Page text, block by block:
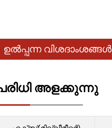
ഉൽപ്പന്ന വിശദാംശങ്ങൾ
അളക്കുന്നു